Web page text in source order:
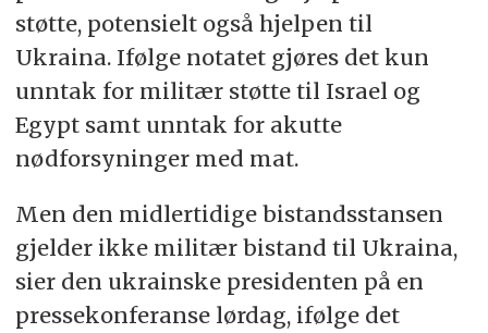
støtte, potensielt også hjelpen til
Ukraina. Ifølge notatet gjøres det kun
unntak for militær støtte til Israel og
Egypt samt unntak for akutte
nødforsyninger med mat.
Men den midlertidige bistandsstansen
gjelder ikke militær bistand til Ukraina,
sier den ukrainske presidenten på en
pressekonferanse lørdag, ifølge det